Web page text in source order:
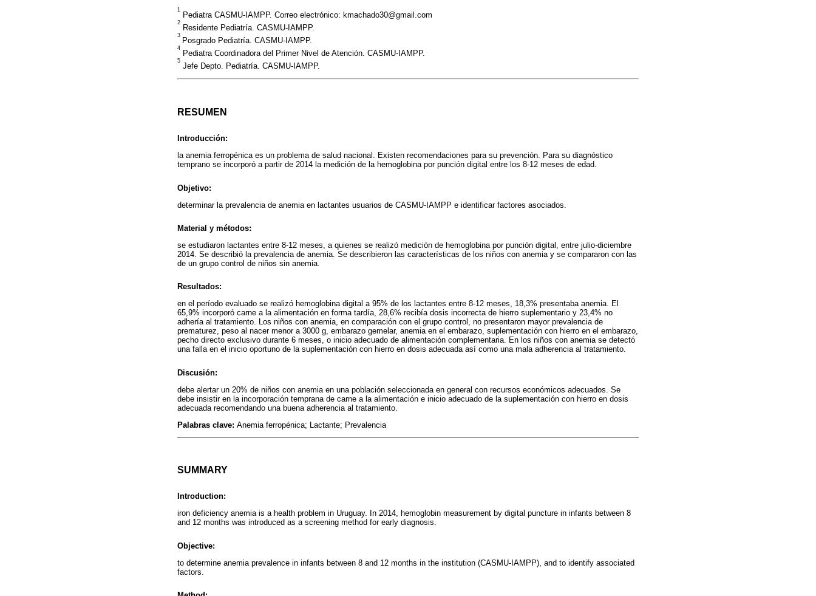
1
Pediatra CASMU-IAMPP. Correo electrónico: kmachado30@gmail.com
2
Residente Pediatría. CASMU-IAMPP.
3
Posgrado Pediatría. CASMU-IAMPP.
4
Pediatra Coordinadora del Primer Nivel de Atención. CASMU-IAMPP.
5
Jefe Depto. Pediatría. CASMU-IAMPP.
RESUMEN
Introducción:
la anemia ferropénica es un problema de salud nacional. Existen recomendaciones para su prevención. Para su diagnóstico
temprano se incorporó a partir de 2014 la medición de la hemoglobina por punción digital entre los 8-12 meses de edad.
Objetivo:
determinar la prevalencia de anemia en lactantes usuarios de CASMU-IAMPP e identificar factores asociados.
Material y métodos:
se estudiaron lactantes entre 8-12 meses, a quienes se realizó medición de hemoglobina por punción digital, entre julio-diciembre
2014. Se describió la prevalencia de anemia. Se describieron las características de los niños con anemia y se compararon con las
de un grupo control de niños sin anemia.
Resultados:
en el período evaluado se realizó hemoglobina digital a 95% de los lactantes entre 8-12 meses, 18,3% presentaba anemia. El
65,9% incorporó carne a la alimentación en forma tardía, 28,6% recibía dosis incorrecta de hierro suplementario y 23,4% no
adhería al tratamiento. Los niños con anemia, en comparación con el grupo control, no presentaron mayor prevalencia de
prematurez, peso al nacer menor a 3000 g, embarazo gemelar, anemia en el embarazo, suplementación con hierro en el embarazo,
pecho directo exclusivo durante 6 meses, o inicio adecuado de alimentación complementaria. En los niños con anemia se detectó
una falla en el inicio oportuno de la suplementación con hierro en dosis adecuada así como una mala adherencia al tratamiento.
Discusión:
debe alertar un 20% de niños con anemia en una población seleccionada en general con recursos económicos adecuados. Se
debe insistir en la incorporación temprana de carne a la alimentación e inicio adecuado de la suplementación con hierro en dosis
adecuada recomendando una buena adherencia al tratamiento.
Palabras clave: Anemia ferropénica; Lactante; Prevalencia
SUMMARY
Introduction:
iron deficiency anemia is a health problem in Uruguay. In 2014, hemoglobin measurement by digital puncture in infants between 8
and 12 months was introduced as a screening method for early diagnosis.
Objective:
to determine anemia prevalence in infants between 8 and 12 months in the institution (CASMU-IAMPP), and to identify associated
factors.